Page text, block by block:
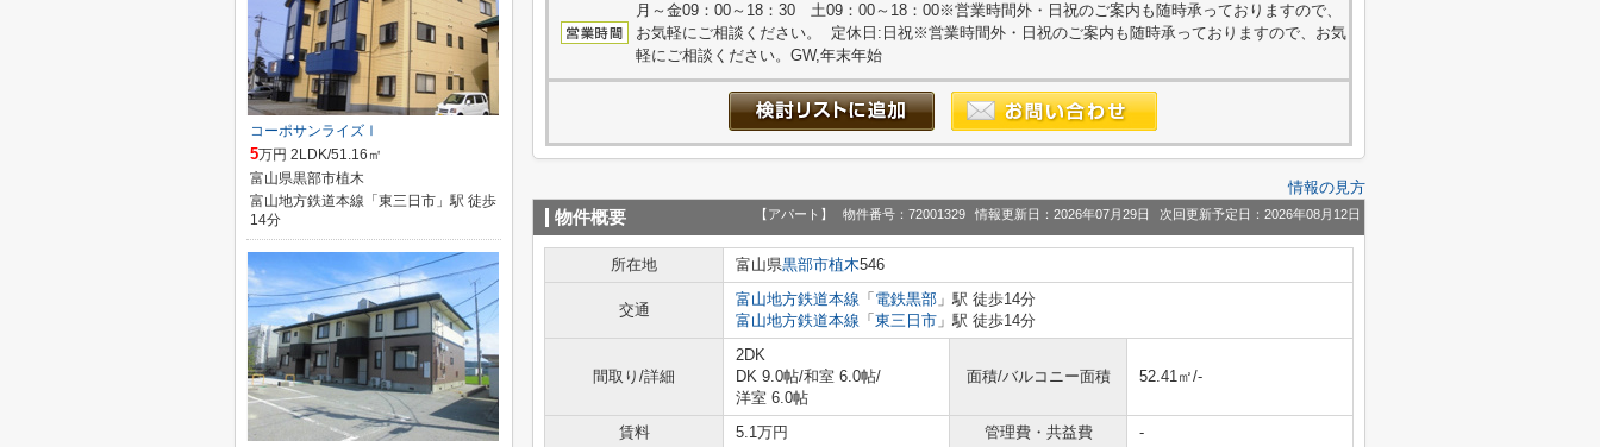
月～金09：00～18：30 土09：00～18：00※営業時間外・日祝のご案内も随時承っておりますので、
お気軽にご相談ください。 定休日:日祝※営業時間外・日祝のご案内も随時承っておりますので、お気
軽にご相談ください。GW,年末年始
情報の見方
物件概要 【アパート】 物件番号：72001329 情報更新日：2026年07月29日 次回更新予定日：2026年08月12日
所在地 富山県黒部市植木546
交通
富山地方鉄道本線 「 電鉄黒部 」駅 徒歩14分
富山地方鉄道本線 「 東三日市 」駅 徒歩14分
間取り/詳細
2DK
DK 9.0帖/和室 6.0帖/
洋室 6.0帖
面積/バルコニー面積 52.41㎡/-
賃料 5.1万円 管理費・共益費
-
コーポサンライズⅠ
5万円 2LDK/51.16㎡
富山県黒部市植木
富山地方鉄道本線「東三日市」駅 徒歩
14分